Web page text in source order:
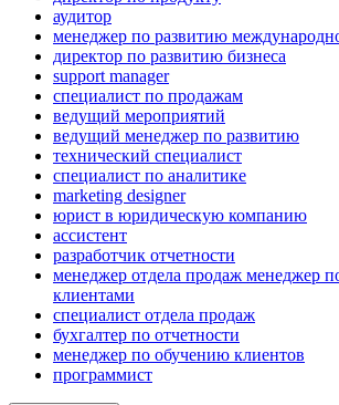
аудитор
менеджер по развитию
директор по развитию бизнеса
support manager
специалист по продажам
ведущий мероприятий
ведущий менеджер по развитию
технический специалист
специалист по аналитике
marketing designer
юрист в юридическую компанию
ассистент
разработчик отчетности
менеджер отдела продаж менеджер
клиентами
специалист отдела продаж
бухгалтер по отчетности
менеджер по обучению клиентов
программист